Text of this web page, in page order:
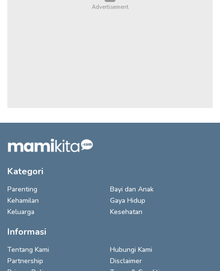
Kategori
Parenting
Bayi dan Anak
Kehamilan
Gaya Hidup
Keluarga
Kesehatan
Informasi
Tentang Kami
Hubungi Kami
Partnership
Disclaimer